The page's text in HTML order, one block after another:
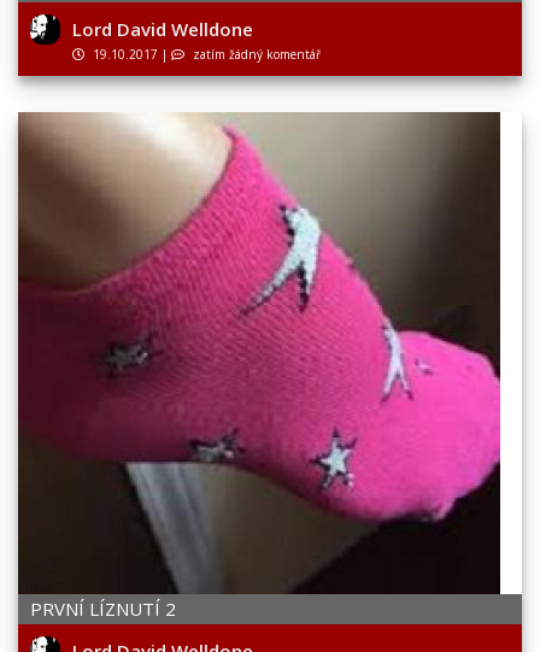
Lord David Welldone
19.10.2017 | zatím žádný komentář
PRVNÍ LÍZNUTÍ 2